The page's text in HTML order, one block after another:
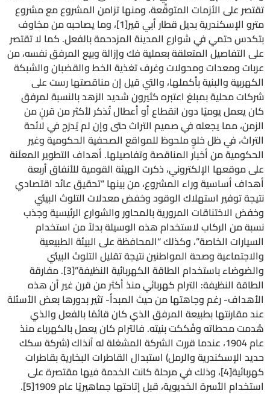
تقتصر على الأزمات المتوقَّعة، ومنها تزامن المشروع مع مشروع
مترو الإسكندرية بديل قطار أبي قير[1]، وما يصاحبه من مخاوف
بتكدس حتمي في شوارع المدينة المزدحمة بالفعل. كما لا تقتصر
على التفاصيل المتعلقة بعملية فك وإزالة وبيع المرفق نفسه، من
عربات ومعدات ومحولات وغرف تغذية الخط والقضبان والشبكة
الكهربية والبنية بأكملها، والتي قيل إن مناقصتها رست على
شركات محلية بمبلغ اعتبره كثيرون شديد الزهد بالنسبة لمرفق
كان يعمل يوميًا دون انقطاع أو أعطال تُذكر لأكثر من قرنٍ من
الزمن، مما يجعله في صميم التراث حتى وإن لم يُدرَج في لائحة
التراث، في ظل خلوٍ ملحوظ للمواقع الصحفية الحكومية وغير
الحكومية من أخبار المناقصة وتفاصيلها. أهداف التطوير المعلَنة
على موقعها الإلكتروني، ذكرت الهيئة القومية للأنفاق أربعة
أهداف أساسية وراء المشروع، من بينها “تحقيق عائد اقتصادي
نتيجة توفير استهلاك الوقود وخفض معدلات التلوث البيئي
وخفض الاختناقات المرورية بالمحاور والشوارع الرئيسية وجذب
نسبة من الركاب لاستخدام هذه الوسيلة بدلاً من استخدام
السيارات الخاصة”، وكذلك “المحافظة على البيئة الطبيعية
والاجتماعية وصحة المواطنين نتيجة تقليل التلوث البيئي
والضوضاء باستخدام الطاقة الكهربائية النظيفة”[3]. مفارقة
الطاقة النظيفة: الترام كهربائي منذ أكثر من قرن غير أن هذه
الأهداف- رغم وجاهتها من حيث المبدأ- تثير بدورها بعض الأسئلة
عند مقارنتها بطبيعة المرفق الذي كان قائمًا بالفعل والذي
هُدمت محطاته وفُككت بنيته. فالترام كان يعمل بالكهرباء منذ
عام 1904، عندما قررت الشركة المشغلة له آنذاك (شركة سكك
حديد الإسكندرية والرمل) استبدال القاطرات البخارية بقاطرات
كهربائية[4]، وذلك في مرحلة كانت الخدمة فيها مقتصرة على
استخدام الأسرة الخديوية، قبل إتاحتها جماهيريًا عام 1909[5].